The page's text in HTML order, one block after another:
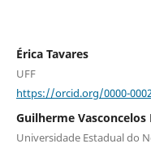
Érica Tavares
UFF
https://orcid.org/0000-
Guilherme Vasconcelos
Universidade Estadual do